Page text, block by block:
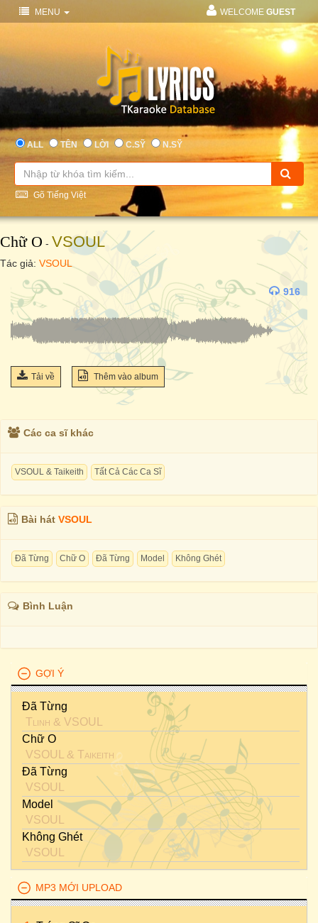
MENU WELCOME GUEST
ALL TÊN LỜI C.SỸ N.SỸ
Gõ Tiếng Việt
Chữ O - VSOUL
Tác giả: VSOUL
916
Tải về Thêm vào album
Các ca sĩ khác
VSOUL & Taikeith Tất Cả Các Ca Sĩ
Bài hát VSOUL
Đã Từng Chữ O Đã Từng Model Không Ghét
Bình Luận
GỢI Ý
Đã Từng
Tlinh & VSOUL
Chữ O
VSOUL
& Taikeith
Đã Từng
VSOUL
Model
VSOUL
Không Ghét
VSOUL
MP3 MỚI UPLOAD